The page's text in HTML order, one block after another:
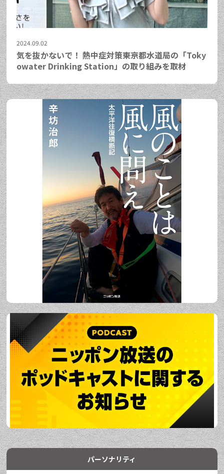
2024.09.02
気を抜かないで！ 熱中症対策――東京都水道局の「Toky
owater Drinking Station」の取り組みを取材
パーソナリティ